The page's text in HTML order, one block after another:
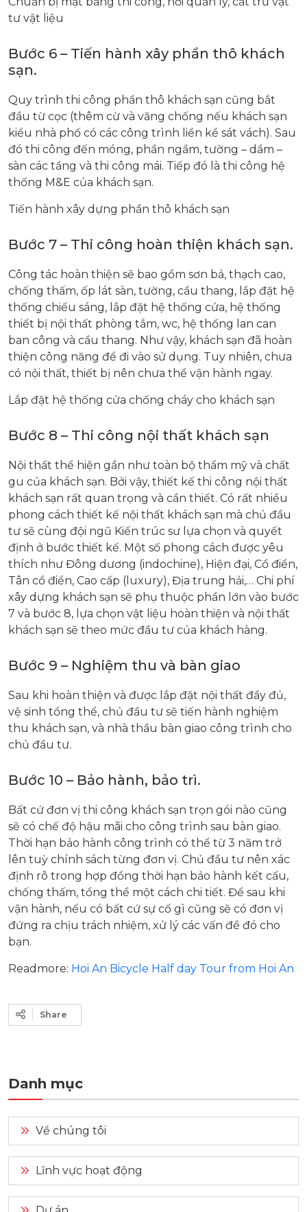
tư vật liệu
Bước 6 – Tiến hành xây phần thô khách
sạn.
Quy trình thi công phần thô khách sạn cũng bắt
đầu từ cọc (thêm cừ và văng chống nếu khách sạn
kiểu nhà phố có các công trình liền kề sát vách). Sau
đó thi công đến móng, phần ngầm, tường – dầm –
sàn các tầng và thi công mái. Tiếp đó là thi công hệ
thống M&E của khách sạn.
Tiến hành xây dựng phần thô khách sạn
Bước 7 – Thi công hoàn thiện khách sạn.
Công tác hoàn thiện sẽ bao gồm sơn bả, thạch cao,
chống thấm, ốp lát sàn, tường, cầu thang, lắp đặt hệ
thống chiếu sáng, lắp đặt hệ thống cửa, hệ thống
thiết bị nội thất phòng tắm, wc, hệ thống lan can
ban công và cầu thang. Như vậy, khách sạn đã hoàn
thiện công năng để đi vào sử dụng. Tuy nhiên, chưa
có nội thất, thiết bị nên chưa thể vận hành ngay.
Lắp đặt hệ thống cửa chống cháy cho khách sạn
Bước 8 – Thi công nội thất khách sạn
Nội thất thể hiện gần như toàn bộ thẩm mỹ và chất
gu của khách sạn. Bởi vậy, thiết kế thi công nội thất
khách sạn rất quan trọng và cần thiết. Có rất nhiều
phong cách thiết kế nội thất khách sạn mà chủ đầu
tư sẽ cùng đội ngũ Kiến trúc sư lựa chọn và quyết
định ở bước thiết kế. Một số phong cách được yêu
thích như Đông dương (indochine), Hiện đại, Cổ điển,
Tân cổ điển, Cao cấp (luxury), Địa trung hải,… Chi phí
xây dựng khách sạn sẽ phụ thuộc phần lớn vào bước
7 và bước 8, lựa chọn vật liệu hoàn thiện và nội thất
khách sạn sẽ theo mức đầu tư của khách hàng.
Bước 9 – Nghiệm thu và bàn giao
Sau khi hoàn thiện và được lắp đặt nội thất đầy đủ,
vệ sinh tổng thể, chủ đầu tư sẽ tiến hành nghiệm
thu khách sạn, và nhà thầu bàn giao công trình cho
chủ đầu tư.
Bước 10 – Bảo hành, bảo trì.
Bất cứ đơn vị thi công khách sạn trọn gói nào cũng
sẽ có chế độ hậu mãi cho công trình sau bàn giao.
Thời hạn bảo hành công trình có thể từ 3 năm trở
lên tuỳ chính sách từng đơn vị. Chủ đầu tư nên xác
định rõ trong hợp đồng thời hạn bảo hành kết cấu,
chống thấm, tổng thể một cách chi tiết. Để sau khi
vận hành, nếu có bất cứ sự cố gì cũng sẽ có đơn vị
đứng ra chịu trách nhiệm, xử lý các vấn đề đó cho
bạn.
Readmore: Hoi An Bicycle Half day Tour from Hoi An
Share
Danh mục
Về chúng tôi
Lĩnh vực hoạt động